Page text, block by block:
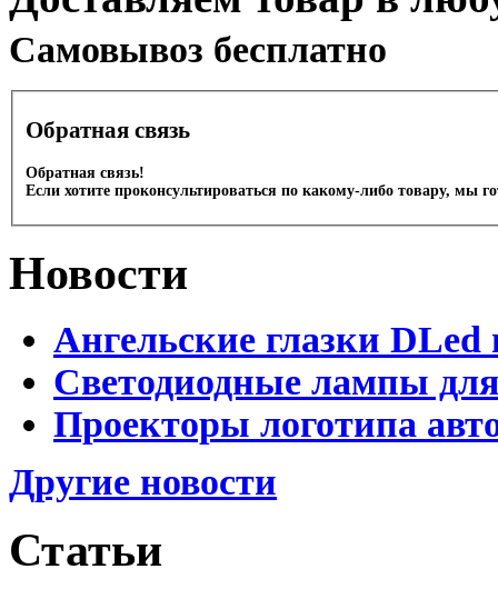
Cамовывоз бесплатно
Обратная связь
Обратная связь!
Если хотите проконсультироваться по какому-либо товару, мы
Новости
Ангельские глазки DLed
Светодиодные лампы
Проекторы логотипа
Другие новости
Статьи